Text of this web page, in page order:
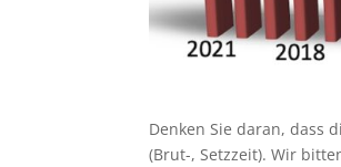
Denken Sie daran, dass
(Brut-, Setzzeit). Wir